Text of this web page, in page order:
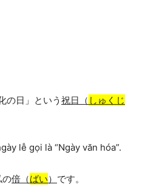
の日」という 祝日（ しゅくじ
lễ gọi là “Ngày văn hóa”.
の倍（ばい） です。